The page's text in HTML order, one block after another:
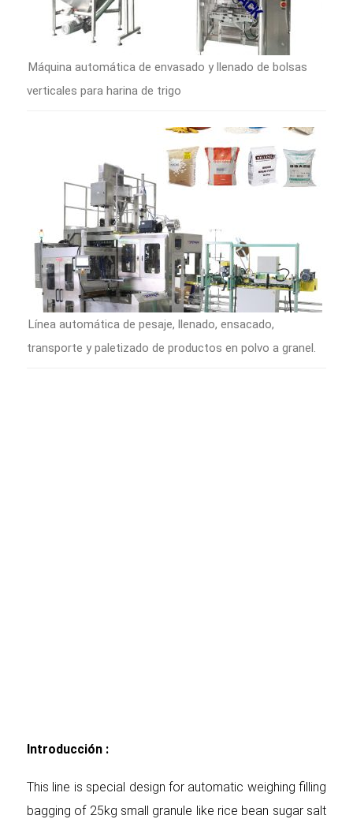
Máquina automática de envasado y llenado de bolsas
verticales para harina de trigo
Línea automática de pesaje, llenado, ensacado,
transporte y paletizado de productos en polvo a granel.
Introducción :
This line is special design for automatic weighing filling
bagging of 25kg small granule like rice bean sugar salt